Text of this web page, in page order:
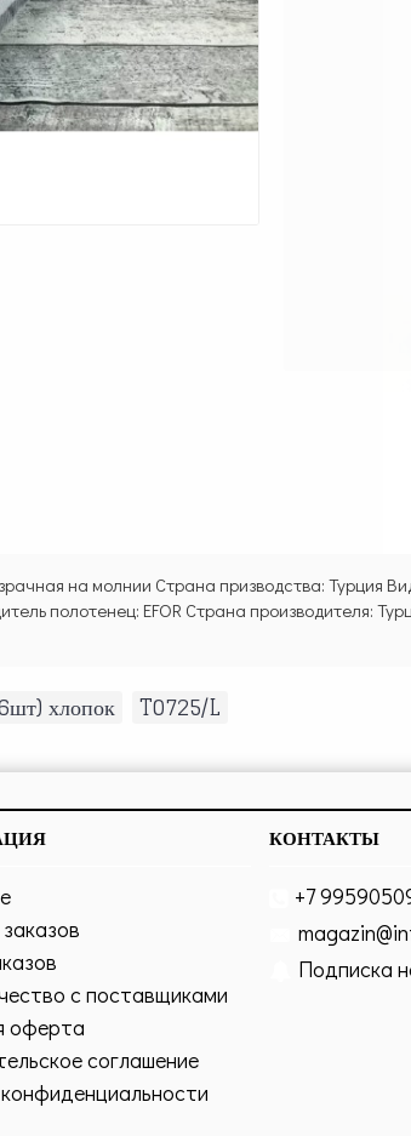
на молнии Страна призводства: Турция
полотенец: EFOR Страна производителя:
хлопок T0725/L
с поставщиками
оферта
соглашение
КОНТАКТЫ
+7
Подписка